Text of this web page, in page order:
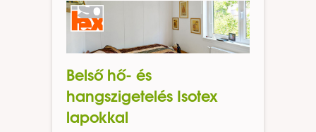
Belső hő- és
hangszigetelés Isotex
lapokkal